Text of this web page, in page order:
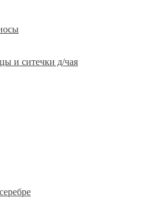
и ситечки д/чая